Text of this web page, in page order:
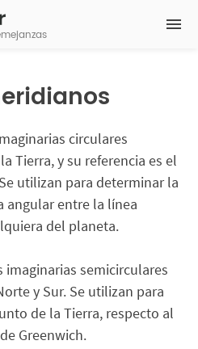
circulares
Tierra, y su referencia es el
utilizan para determinar la
angular entre la línea
del planeta.
semicirculares
y Sur. Se utilizan para
de la Tierra, respecto al
Greenwich.